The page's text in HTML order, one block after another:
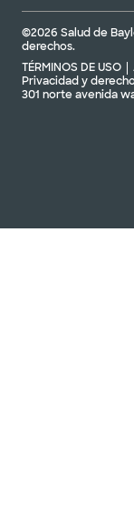
©2026 Salud de
derechos.
TÉRMINOS DE USO
Privacidad y
301 norte avenida